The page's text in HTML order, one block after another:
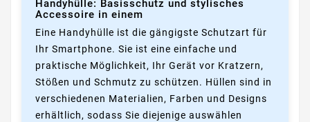
Handyhülle: Basisschutz und stylisches
Accessoire in einem
Eine Handyhülle ist die gängigste Schutzart für
Ihr Smartphone. Sie ist eine einfache und
praktische Möglichkeit, Ihr Gerät vor Kratzern,
Stößen und Schmutz zu schützen. Hüllen sind in
verschiedenen Materialien, Farben und Designs
erhältlich, sodass Sie diejenige auswählen